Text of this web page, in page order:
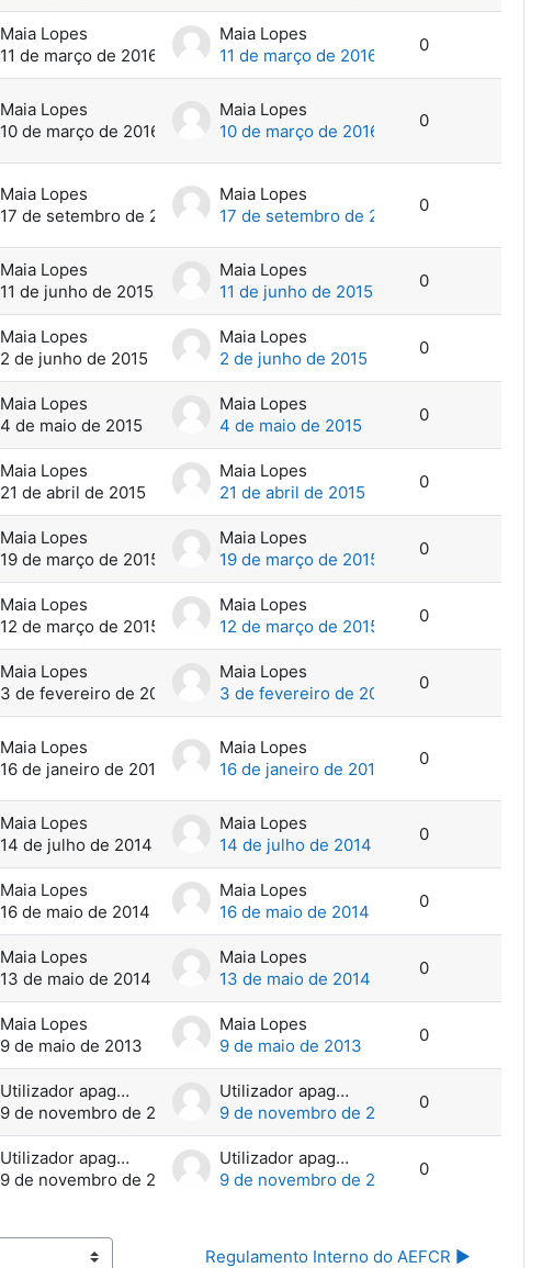
Maia Lopes
11 de março de 2016
Maia Lopes
11 de março de 2016
0
Maia Lopes
10 de março de 2016
Maia Lopes
10 de março de 2016
0
Maia Lopes
17 de setembro de 2015
Maia Lopes
17 de setembro de 2015
0
Maia Lopes
11 de junho de 2015
Maia Lopes
11 de junho de 2015
0
Maia Lopes
2 de junho de 2015
Maia Lopes
2 de junho de 2015
0
Maia Lopes
4 de maio de 2015
Maia Lopes
4 de maio de 2015
0
Maia Lopes
21 de abril de 2015
Maia Lopes
21 de abril de 2015
0
Maia Lopes
19 de março de 2015
Maia Lopes
19 de março de 2015
0
Maia Lopes
12 de março de 2015
Maia Lopes
12 de março de 2015
0
Maia Lopes
3 de fevereiro de 2015
Maia Lopes
3 de fevereiro de 2015
0
Maia Lopes
16 de janeiro de 2015
Maia Lopes
16 de janeiro de 2015
0
Maia Lopes
14 de julho de 2014
Maia Lopes
14 de julho de 2014
0
Maia Lopes
16 de maio de 2014
Maia Lopes
16 de maio de 2014
0
Maia Lopes
13 de maio de 2014
Maia Lopes
13 de maio de 2014
0
Maia Lopes
9 de maio de 2013
Maia Lopes
9 de maio de 2013
0
Utilizador apagado
9 de novembro de 2012
Utilizador apagado
9 de novembro de 2012
0
Utilizador apagado
9 de novembro de 2012
Utilizador apagado
9 de novembro de 2012
0
Regulamento Interno do AEFCR ▶︎